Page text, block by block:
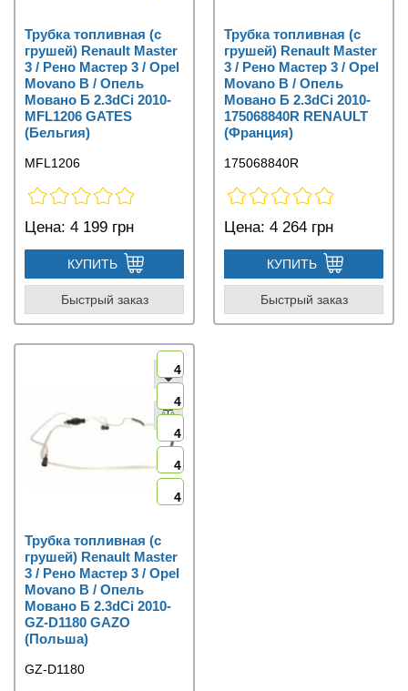
Трубка топливная (с
грушей) Renault Master
3 / Рено Мастер 3 / Opel
Movano B / Опель
Мовано Б 2.3dCi 2010-
MFL1206 GATES
(Бельгия)
MFL1206
Цена: 4 199 грн
КУПИТЬ
Быстрый заказ
Трубка топливная (с
грушей) Renault Master
3 / Рено Мастер 3 / Opel
Movano B / Опель
Мовано Б 2.3dCi 2010-
175068840R RENAULT
(Франция)
175068840R
Цена: 4 264 грн
КУПИТЬ
Быстрый заказ
4
4
4
4
4
Трубка топливная (с
грушей) Renault Master
3 / Рено Мастер 3 / Opel
Movano B / Опель
Мовано Б 2.3dCi 2010-
GZ-D1180 GAZO
(Польша)
GZ-D1180